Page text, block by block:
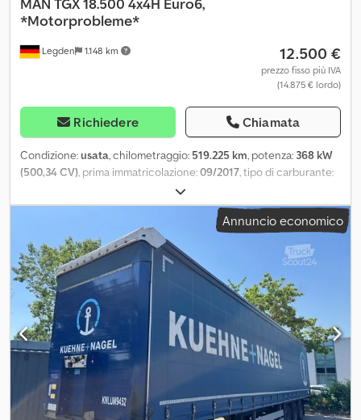
Legden 1.148 km
*Motorprobleme*
12.500 €
prezzo fisso più IVA
(14.875 € lordo)
Richiedere Chiamata
Condizione:usata, chilometraggio: 519.225 km, potenza: 368 kW
(500,34 CV), prima immatricolazione:09/2017, tipo di carburante:
18.000 kg
assi, colore:nero, tipo di ingranaggio:automatico,
aria condizionata, riscaldatore autonomo,
sistema di navigazione, veicolo incidentato
motore?! / Il motore funziona in modo irregolare ----* Volante
multifunzione * Sistema di navigazione * Letto per dormire *
Frigorifero Dsdpov Hwlrefx Ah Ajkr * Climatizzatore automatico *
Riscaldamento autonomo ----* Cruise control adattivo * Sistema
di avviso frenata * Assistenza alla partenza in salita * Sospensioni a
balestra/aria * Presa di forza * Idraulica -----Numero veicolo
interno: 10669----Salvo errori e vendita intermedia. Supporto
WhatsApp disponibile! Per domande sul veicolo o per ulteriori
informazioni, scriveteci comodamente tramite WhatsApp
Whatsapp Whatsapp
Annuncio economico